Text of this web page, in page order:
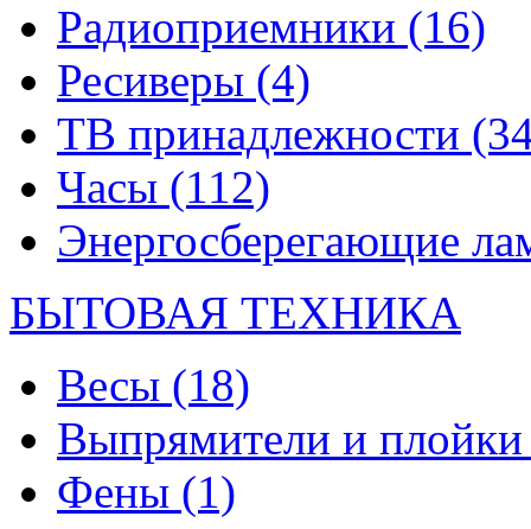
Радиоприемники (16)
Ресиверы (4)
ТВ принадлежности
Часы (112)
Энергосберегающие
БЫТОВАЯ ТЕХНИКА
Весы (18)
Выпрямители и
Фены (1)